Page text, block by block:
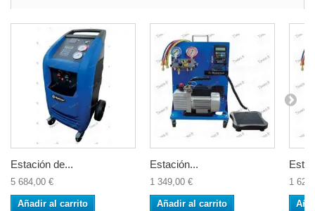
Estación de...
5 684,00 €
Añadir al carrito
Estación...
1 349,00 €
Añadir al carrito
1